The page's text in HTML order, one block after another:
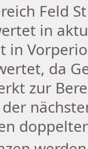
Feld
in
in
da
zur